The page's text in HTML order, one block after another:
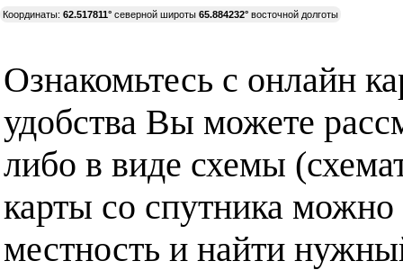
Координаты: 62.517811° северной широты 65.884232° восточной долготы
Ознакомьтесь с онлайн
удобства Вы можете
либо в виде схемы
карты со спутника можно
местность и найти